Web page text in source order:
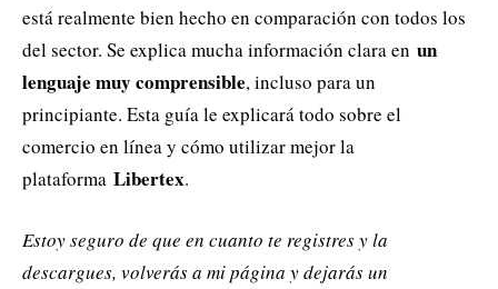
está realmente bien hecho en comparación con todos los
del sector. Se explica mucha información clara en un
lenguaje muy comprensible, incluso para un
principiante. Esta guía le explicará todo sobre el
comercio en línea y cómo utilizar mejor la
plataforma Libertex.
Estoy seguro de que en cuanto te registres y la
descargues, volverás a mi página y dejarás un